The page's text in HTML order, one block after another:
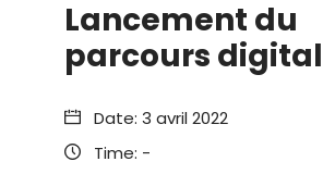
Lancement du
parcours digital
Date: 3 avril 2022
Time: -